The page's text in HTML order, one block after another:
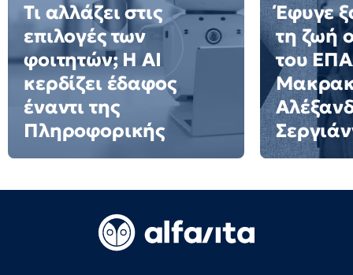
Τι αλλάζει στις
επιλογές των
φοιτητών; Η AI
κερδίζει έδαφος
έναντι της
Πληροφορικής
Έφυγε
τη ζωή
του